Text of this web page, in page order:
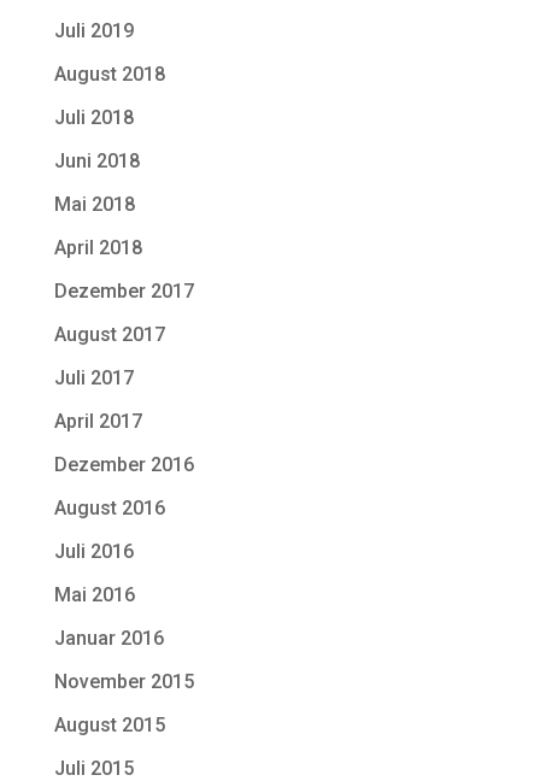
Juli 2019
August 2018
Juli 2018
Juni 2018
Mai 2018
April 2018
Dezember 2017
August 2017
Juli 2017
April 2017
Dezember 2016
August 2016
Juli 2016
Mai 2016
Januar 2016
November 2015
August 2015
Juli 2015